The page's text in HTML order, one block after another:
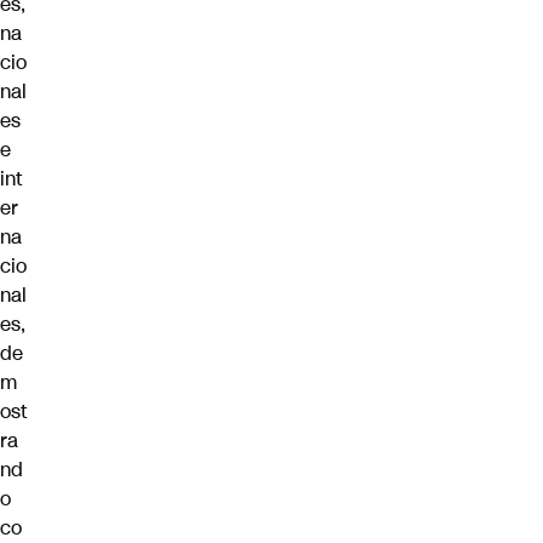
na
cio
nal
es
e
int
er
na
cio
nal
es,
de
m
ost
ra
nd
o
co